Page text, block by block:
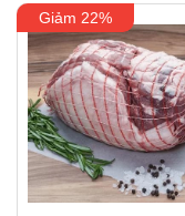
Giảm 22%